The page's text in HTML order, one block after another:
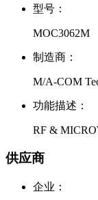
型号：
MOC3062M
制造商：
M/A-COM
功能描述：
RF &
供应商
企业：